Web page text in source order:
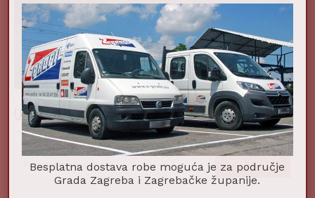
nakon 17.08.2026.
UPIŠI POJAM ZA PRETRAGU
Pretraži:
PRETRAŽI
Besplatna dostava robe moguća je za područje
Grada Zagreba i Zagrebačke županije.